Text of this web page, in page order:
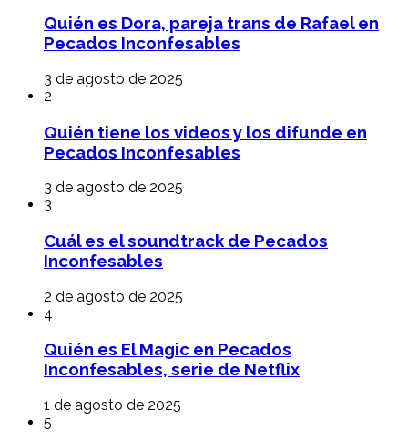
Quién es Dora, pareja trans de Rafael en
Pecados Inconfesables
3 de agosto de 2025
2
Quién tiene los videos y los difunde en
Pecados Inconfesables
3 de agosto de 2025
3
Cuál es el soundtrack de Pecados
Inconfesables
2 de agosto de 2025
4
Quién es El Magic en Pecados
Inconfesables, serie de Netflix
1 de agosto de 2025
5